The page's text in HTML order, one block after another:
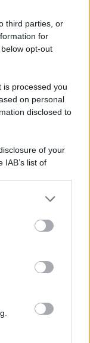
third parties, or
for
opt-out
is processed you
on personal
disclosed to
of your
list of
to third parties
or more Google
including but
may click to
party tags to
modifica:16 Agosto 2016